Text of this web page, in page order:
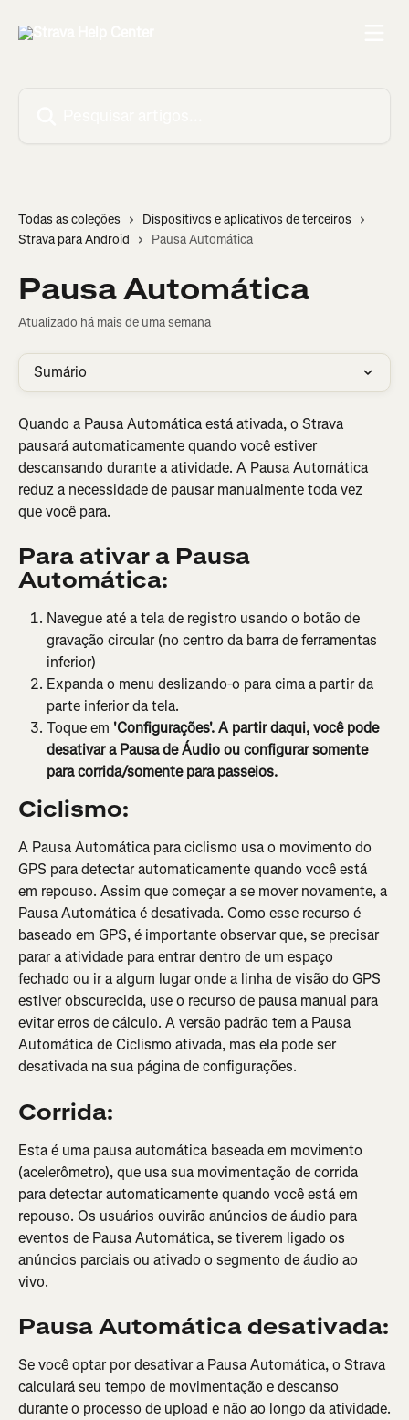
Todas as coleções
Dispositivos e aplicativos de terceiros
Strava para Android
Pausa Automática
Pausa Automática
Atualizado há mais de uma semana
Sumário
Quando a Pausa Automática está ativada, o Strava
pausará automaticamente quando você estiver
descansando durante a atividade. A Pausa Automática
reduz a necessidade de pausar manualmente toda vez
que você para.
Para ativar a Pausa
Automática:
Navegue até a tela de registro usando o botão de
gravação circular (no centro da barra de ferramentas
inferior)
Expanda o menu deslizando-o para cima a partir da
parte inferior da tela.
Toque em 'Configurações'. A partir daqui, você pode
desativar a Pausa de Áudio ou configurar somente
para corrida/somente para passeios.
Ciclismo:
A Pausa Automática para ciclismo usa o movimento do
GPS para detectar automaticamente quando você está
em repouso. Assim que começar a se mover novamente, a
Pausa Automática é desativada. Como esse recurso é
baseado em GPS, é importante observar que, se precisar
parar a atividade para entrar dentro de um espaço
fechado ou ir a algum lugar onde a linha de visão do GPS
estiver obscurecida, use o recurso de pausa manual para
evitar erros de cálculo. A versão padrão tem a Pausa
Automática de Ciclismo ativada, mas ela pode ser
desativada na sua página de configurações.
Corrida:
Esta é uma pausa automática baseada em movimento
(acelerômetro), que usa sua movimentação de corrida
para detectar automaticamente quando você está em
repouso. Os usuários ouvirão anúncios de áudio para
eventos de Pausa Automática, se tiverem ligado os
anúncios parciais ou ativado o segmento de áudio ao
vivo.
Pausa Automática desativada:
Se você optar por desativar a Pausa Automática, o Strava
calculará seu tempo de movimentação e descanso
durante o processo de upload e não ao longo da atividade.